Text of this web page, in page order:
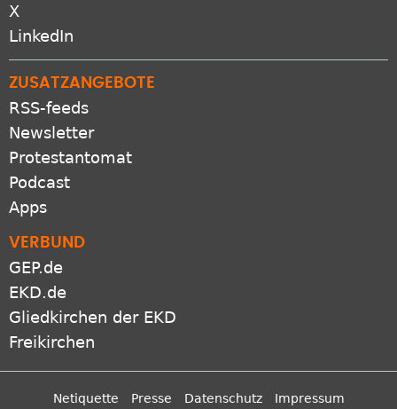
X
LinkedIn
ZUSATZANGEBOTE
RSS-feeds
Newsletter
Protestantomat
Podcast
Apps
VERBUND
GEP.de
EKD.de
Gliedkirchen der EKD
Freikirchen
Netiquette Presse Datenschutz Impressum